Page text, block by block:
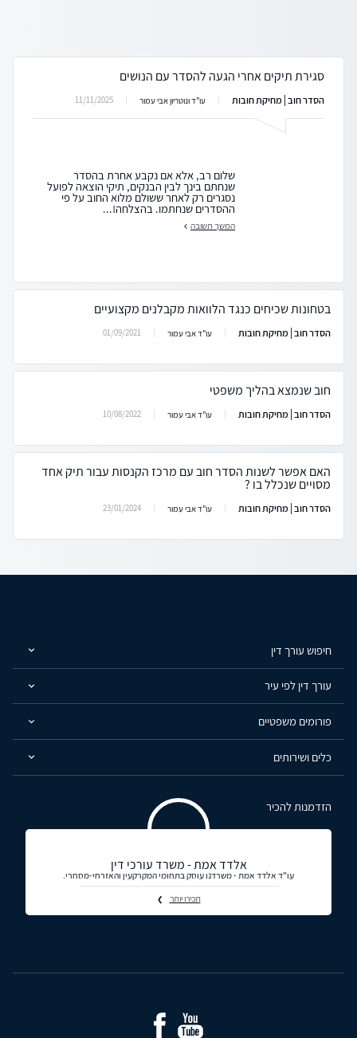
סגירת תיקים אחרי הגעה להסדר עם הנושים
הסדר חוב | מחיקת חובות עו"ד ונוטריון אבי עמור 11/11/2025
שלום רב, אלא אם נקבע אחרת בהסדר
שנחתם בינך לבין הבנקים, תיקי הוצאה לפועל
נסגרים רק לאחר ששולם מלוא החוב על פי
ההסדרים שנחתמו. בהצלחה!...
המשך תשובה
בטחונות שכיחים כנגד הלוואות מקבלנים מקצועיים
הסדר חוב | מחיקת חובות עו"ד אבי עמור 01/09/2021
חוב שנמצא בהליך משפטי
הסדר חוב | מחיקת חובות עו"ד אבי עמור 10/08/2022
האם אפשר לשנות הסדר חוב עם מרכז הקנסות עבור תיק אחד
מסויים שנכלל בו ?
הסדר חוב | מחיקת חובות עו"ד אבי עמור 23/01/2024
חיפוש עורך דין
עורך דין לפי עיר
פורומים משפטיים
כלים ושירותים
הזדמנות להכיר
אלדד אמת - משרד עורכי דין
עו"ד אלדד אמת - משרדנו עוסק בתחומי המקרקעין והאזרחי-מסחרי.
תכירו יותר